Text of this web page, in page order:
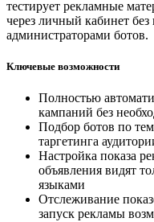
тестирует рекламные
через личный кабинет без
администраторами ботов.
Ключевые возможности
Полностью
кампаний без
Подбор ботов по
таргетинга
Настройка показа
объявления видят
языками
Отслеживание
запуск рекламы